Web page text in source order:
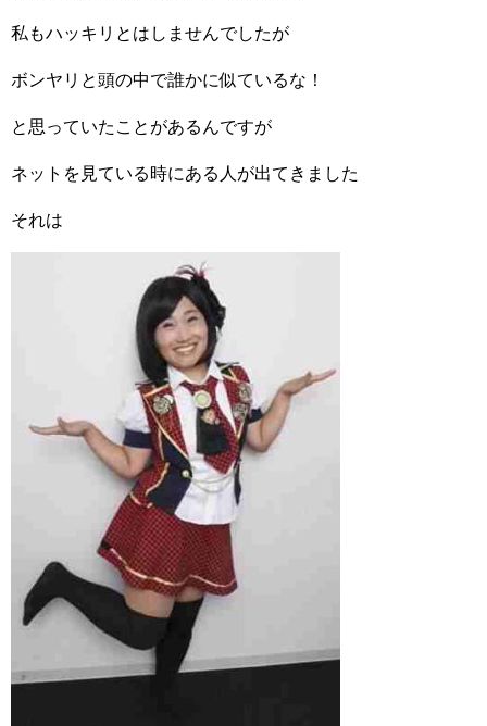
私もハッキリとはしませんでしたが
ボンヤリと頭の中で誰かに似ているな！
と思っていたことがあるんですが
ネットを見ている時にある人が出てきました
それは